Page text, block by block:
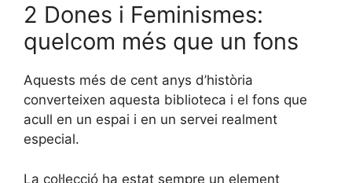
2 Dones i Feminismes:
quelcom més que un fons
Aquests més de cent anys d’història
converteixen aquesta biblioteca i el fons que
acull en un espai i en un servei realment
especial.
La col·lecció ha estat sempre un element